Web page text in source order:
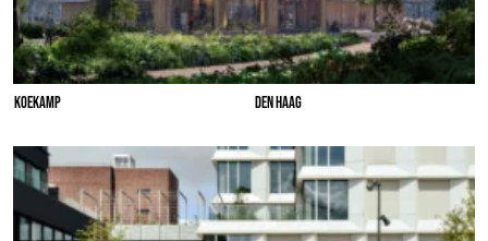
KOEKAMP DEN HAAG